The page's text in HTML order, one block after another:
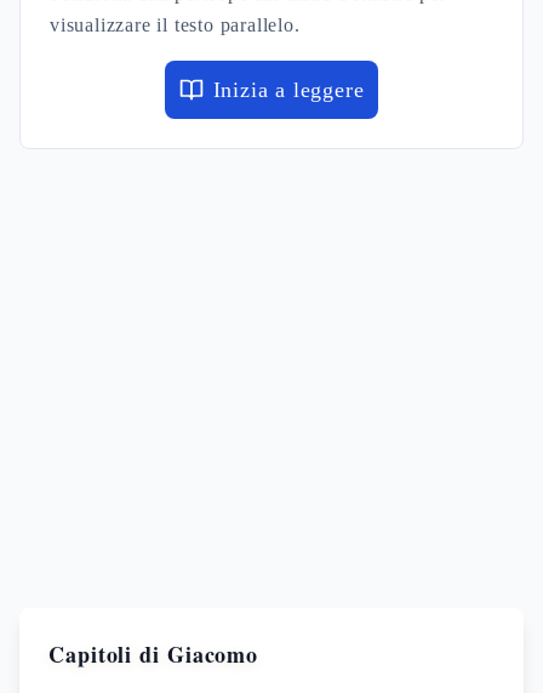
visualizzare il testo parallelo.
Inizia a leggere
Capitoli di Giacomo